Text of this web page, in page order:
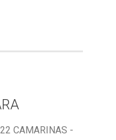
CAMARINAS -